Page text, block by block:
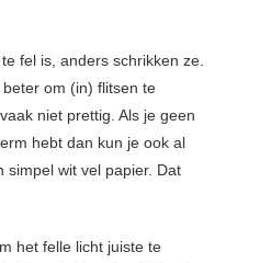
fel is, anders schrikken ze.
om (in) flitsen te
niet prettig. Als je geen
hebt dan kun je ook al
simpel wit vel papier. Dat
het felle licht juiste te